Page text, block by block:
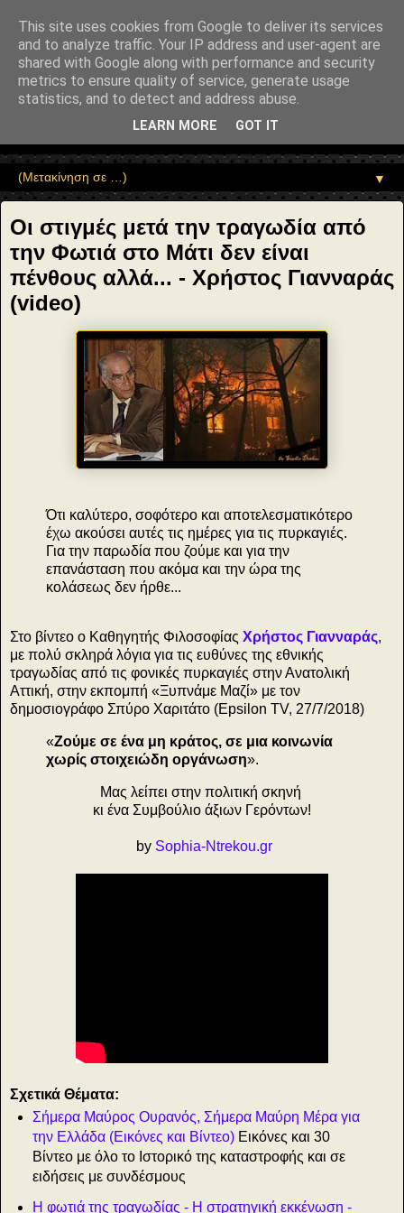
"potentialAction": { "@type": "ReadAction", "target":
"https://www.sophia-ntrekou.gr/2018/07/Yannarasfwties.html" } }
Αέναη επΑνάσταση
• Επιστήμη • Ψυχολογία • Λογοτεχνία • Τέχνες • Θεολογία •
Φιλοσοφία • Στοχασμοί... για τη μνήμη, τον άνθρωπο και το
▼
Οι στιγμές μετά την τραγωδία από
την Φωτιά στο Μάτι δεν είναι
πένθους αλλά... - Χρήστος Γιανναράς
(video)
Ότι καλύτερο, σοφότερο και αποτελεσματικότερο
έχω ακούσει αυτές τις ημέρες για τις πυρκαγιές.
Για την παρωδία που ζούμε και για την
επανάσταση που ακόμα και την ώρα της
κολάσεως δεν ήρθε...
Στο βίντεο ο Καθηγητής Φιλοσοφίας Χρήστος Γιανναράς,
με πολύ σκληρά λόγια για τις ευθύνες της εθνικής
τραγωδίας από τις φονικές πυρκαγιές στην Ανατολική
Αττική, στην εκπομπή «Ξυπνάμε Μαζί» με τον
δημοσιογράφο Σπύρο Χαριτάτο (Epsilon TV, 27/7/2018)
«Ζούμε σε ένα μη κράτος, σε μια κοινωνία
χωρίς στοιχειώδη οργάνωση».
Μας λείπει στην πολιτική σκηνή
κι ένα Συμβούλιο άξιων Γερόντων!
by Sophia-Ntrekou.gr
Σχετικά Θέματα:
Σήμερα Μαύρος Ουρανός, Σήμερα Μαύρη Μέρα για
την Ελλάδα (Εικόνες και Βίντεο)Εικόνες και 30
Βίντεο με όλο το Ιστορικό της καταστροφής και σε
ειδήσεις με συνδέσμους
Η φωτιά της τραγωδίας - Η στρατηγική εκκένωση -
This site uses cookies from Google to deliver its services
and to analyze traffic. Your IP address and user-agent are
shared with Google along with performance and security
metrics to ensure quality of service, generate usage
statistics, and to detect and address abuse.
LEARN MORE GOT IT